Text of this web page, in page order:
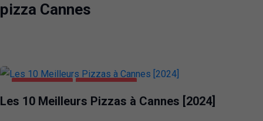
pizza Cannes
Les 10 Meilleurs Pizzas à Cannes [2024]